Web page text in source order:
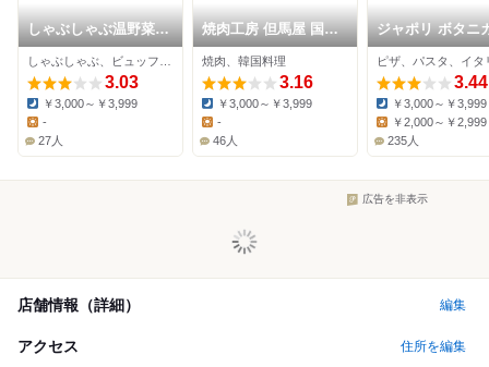
しゃぶしゃぶ温野菜
国分寺店
3.03
Dinner:
￥3,000～￥3,999
Lunch:
-
27人
焼肉工房 但馬屋 国分
寺店
焼肉、韓国料理
3.16
Dinner:
￥3,000～￥3,999
Lunch:
-
46人
ジャポリ ボタニ
ピザ、パスタ、イタ
3.44
Dinner:
￥3,000～￥3,999
￥2,000～￥2,999
235人
広告を非表示
店舗情報（詳細） 編集
アクセス 住所を編集